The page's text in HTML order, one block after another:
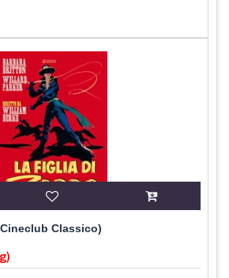
Classico)